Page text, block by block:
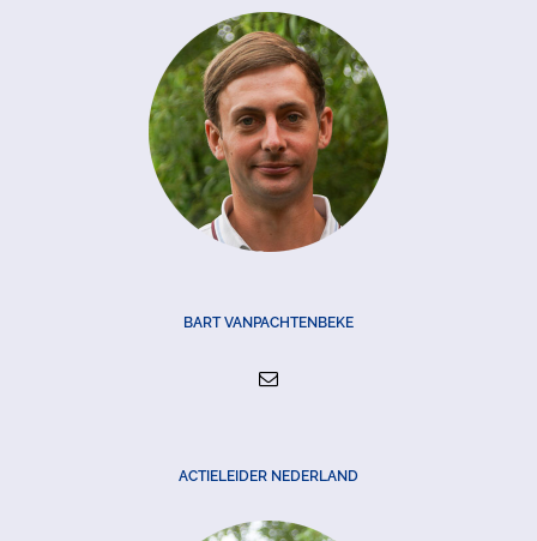
BART VANPACHTENBEKE
ACTIELEIDER NEDERLAND